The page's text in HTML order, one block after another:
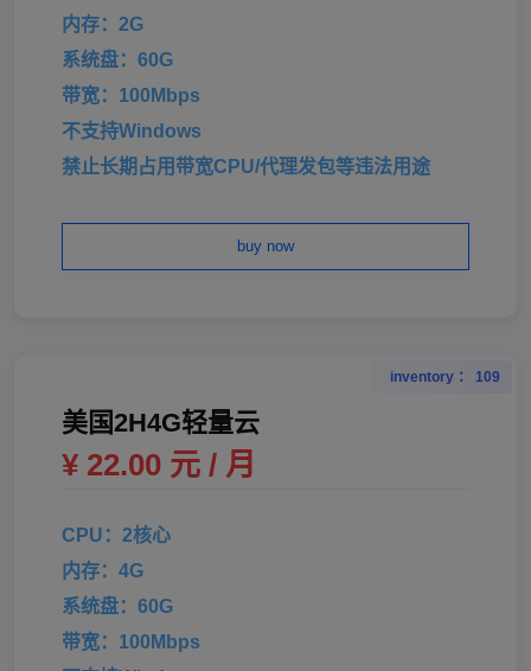
内存：2G
系统盘：60G
带宽：100Mbps
不支持Windows
禁止长期占用带宽CPU/代理发包等违法用途
buy now
inventory ： 109
美国2H4G轻量云
¥ 22.00 元 / 月
CPU：2核心
内存：4G
系统盘：60G
带宽：100Mbps